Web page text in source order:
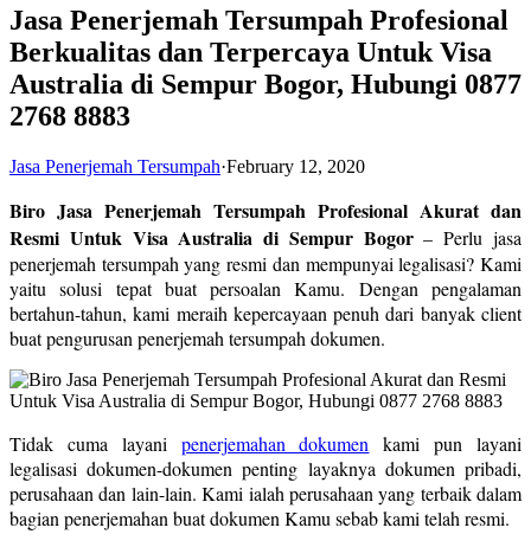
Jasa Penerjemah Tersumpah Profesional
Berkualitas dan Terpercaya Untuk Visa
Australia di Sempur Bogor, Hubungi 0877
2768 8883
Jasa Penerjemah Tersumpah·February 12, 2020
Biro Jasa Penerjemah Tersumpah Profesional Akurat dan
Resmi Untuk Visa Australia di Sempur Bogor– Perlu jasa
penerjemah tersumpah yang resmi dan mempunyai legalisasi? Kami
yaitu solusi tepat buat persoalan Kamu. Dengan pengalaman
bertahun-tahun, kami meraih kepercayaan penuh dari banyak client
buat pengurusan penerjemah tersumpah dokumen.
Tidak cuma layani penerjemahan dokumen kami pun layani
legalisasi dokumen-dokumen penting layaknya dokumen pribadi,
perusahaan dan lain-lain. Kami ialah perusahaan yang terbaik dalam
bagian penerjemahan buat dokumen Kamu sebab kami telah resmi.